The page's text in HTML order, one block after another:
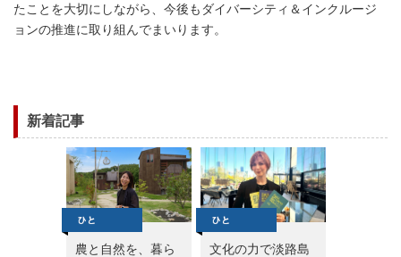
たことを大切にしながら、今後もダイバーシティ＆インクルージ
ョンの推進に取り組んでまいります。
新着記事
農と自然を、暮ら
文化の力で淡路島